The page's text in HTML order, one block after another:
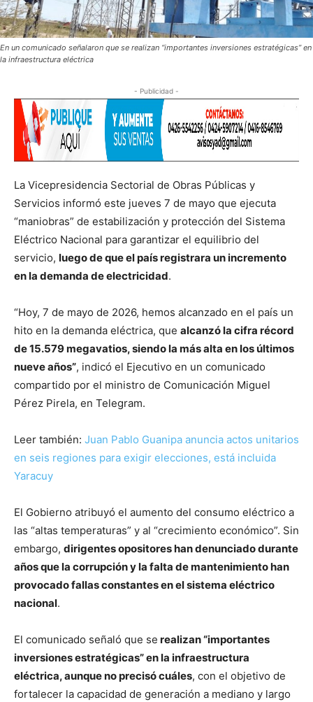
En un comunicado señalaron que se realizan “importantes inversiones estratégicas” en
la infraestructura eléctrica
- Publicidad -
La Vicepresidencia Sectorial de Obras Públicas y
Servicios informó este jueves 7 de mayo que ejecuta
“maniobras” de estabilización y protección del Sistema
Eléctrico Nacional para garantizar el equilibrio del
servicio, luego de que el país registrara un incremento
en la demanda de electricidad.
“Hoy, 7 de mayo de 2026, hemos alcanzado en el país un
hito en la demanda eléctrica, que alcanzó la cifra récord
de 15.579 megavatios, siendo la más alta en los últimos
nueve años”, indicó el Ejecutivo en un comunicado
compartido por el ministro de Comunicación Miguel
Pérez Pirela, en Telegram.
Leer también: Juan Pablo Guanipa anuncia actos unitarios
en seis regiones para exigir elecciones, está incluida
Yaracuy
El Gobierno atribuyó el aumento del consumo eléctrico a
las “altas temperaturas” y al “crecimiento económico”. Sin
embargo, dirigentes opositores han denunciado durante
años que la corrupción y la falta de mantenimiento han
provocado fallas constantes en el sistema eléctrico
nacional.
El comunicado señaló que se realizan “importantes
inversiones estratégicas” en la infraestructura
eléctrica, aunque no precisó cuáles, con el objetivo de
fortalecer la capacidad de generación a mediano y largo